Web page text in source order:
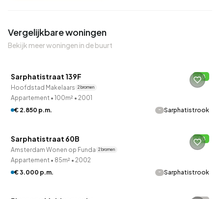
Vergelijkbare woningen
Bekijk meer woningen in de buurt
Onder bod
QUICKLANE™
Sarphatistraat 139F B
Hoofdstad Makelaars 2 bronnen
Appartement • 100m² • 2001
€ 2.850 p.m.
- Sarphatistrook
Sarphatistraat 60B B
Amsterdam Wonen op Funda 2 bronnen
Appartement • 85m² • 2002
€ 3.000 p.m.
- Sarphatistrook
QUICKLANE™